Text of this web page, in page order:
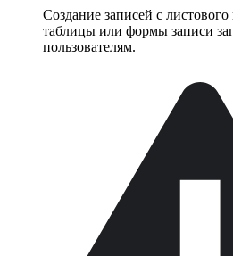
Создание записей с листового
таблицы или формы записи
пользователям.